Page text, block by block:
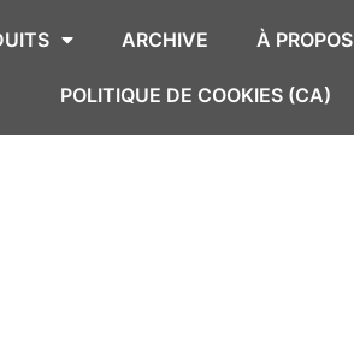
ARCHIVE À PROPOS
POLITIQUE DE COOKIES (CA)